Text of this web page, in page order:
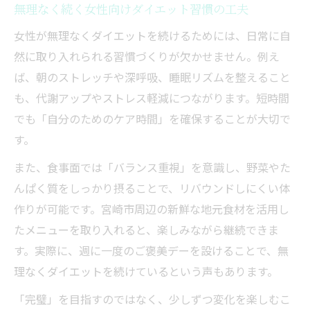
無理なく続く女性向けダイエット習慣の工夫
女性が無理なくダイエットを続けるためには、日常に自
然に取り入れられる習慣づくりが欠かせません。例え
ば、朝のストレッチや深呼吸、睡眠リズムを整えること
も、代謝アップやストレス軽減につながります。短時間
でも「自分のためのケア時間」を確保することが大切で
す。
また、食事面では「バランス重視」を意識し、野菜やた
んぱく質をしっかり摂ることで、リバウンドしにくい体
作りが可能です。宮崎市周辺の新鮮な地元食材を活用し
たメニューを取り入れると、楽しみながら継続できま
す。実際に、週に一度のご褒美デーを設けることで、無
理なくダイエットを続けているという声もあります。
「完璧」を目指すのではなく、少しずつ変化を楽しむこ